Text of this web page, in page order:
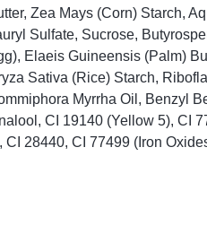
Zea Mays (Corn) Starch,
Sulfate, Sucrose,
Elaeis Guineensis (Palm)
Sativa (Rice) Starch,
Myrrha Oil, Benzyl
CI 19140 (Yellow 5), CI
CI 28440, CI 77499 (Iron